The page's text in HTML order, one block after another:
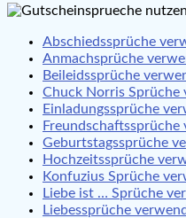
Abschiedssprüche
Anmachsprüche
Beileidssprüche
Chuck Norris Sprüche
Einladungssprüche
Freundschaftssprüche
Geburtstagssprüche
Hochzeitssprüche
Konfuzius Sprüche
Liebe ist … Sprüche
Liebessprüche